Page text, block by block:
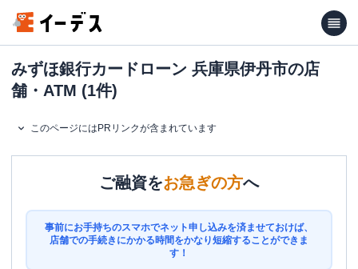
みずほ銀行カードローン 兵庫県伊丹市の店
舗・ATM (1件)
このページにはPRリンクが含まれています
ご融資をお急ぎの方へ
事前にお手持ちのスマホでネット申し込みを済ませておけば、
店舗での手続きにかかる時間をかなり短縮することができま
す！